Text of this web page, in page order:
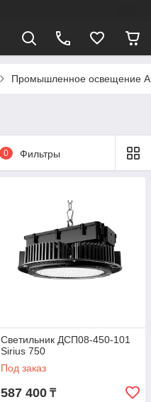
Промышленное освещение
0 Фильтры
Светильник ДСП08-450-101
Sirius 750
Под заказ
587 400 ₸